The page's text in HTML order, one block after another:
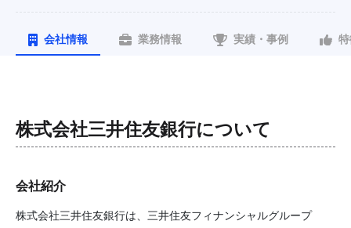
会社情報 業務情報 実績・事例
株式会社三井住友銀行について
会社紹介
株式会社三井住友銀行は、三井住友フィナンシャルグループ